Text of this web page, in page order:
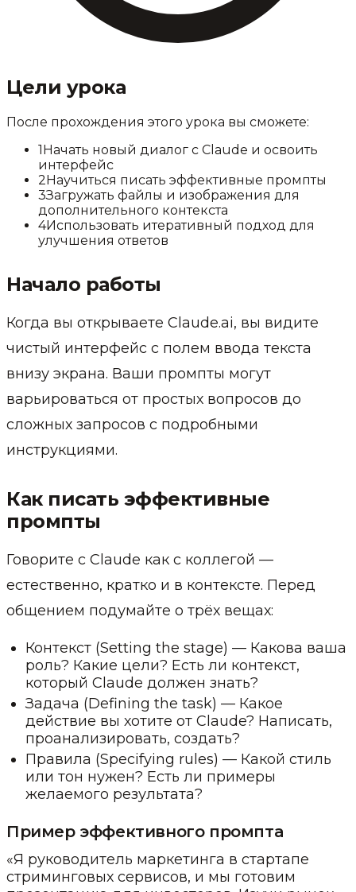
Цели урока
После прохождения этого урока вы сможете:
1Начать новый диалог с Claude и освоить
интерфейс
2Научиться писать эффективные промпты
3Загружать файлы и изображения для
дополнительного контекста
4Использовать итеративный подход для
улучшения ответов
Начало работы
Когда вы открываете Claude.ai, вы видите
чистый интерфейс с полем ввода текста
внизу экрана. Ваши промпты могут
варьироваться от простых вопросов до
сложных запросов с подробными
инструкциями.
Как писать эффективные
промпты
Говорите с Claude как с коллегой —
естественно, кратко и в контексте. Перед
общением подумайте о трёх вещах:
Контекст (Setting the stage) — Какова ваша
роль? Какие цели? Есть ли контекст,
который Claude должен знать?
Задача (Defining the task) — Какое
действие вы хотите от Claude? Написать,
проанализировать, создать?
Правила (Specifying rules) — Какой стиль
или тон нужен? Есть ли примеры
желаемого результата?
Пример эффективного промпта
«Я руководитель маркетинга в стартапе
стриминговых сервисов, и мы готовим